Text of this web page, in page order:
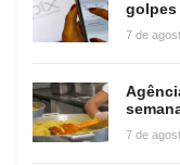
golpes
7 de
7 de